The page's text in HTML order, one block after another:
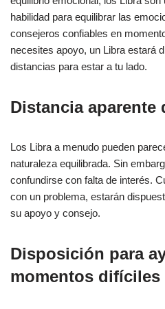
habilidad para equilibrar las
consejeros confiables en
necesites apoyo, un Libra estará
distancias para estar a tu lado.
Distancia aparente
Los Libra a menudo pueden
naturaleza equilibrada. Sin
confundirse con falta de interés.
con un problema, estarán
su apoyo y consejo.
Disposición para
momentos difíciles